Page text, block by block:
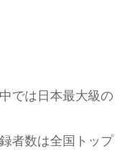
では日本最大級の
者数は全国トップ